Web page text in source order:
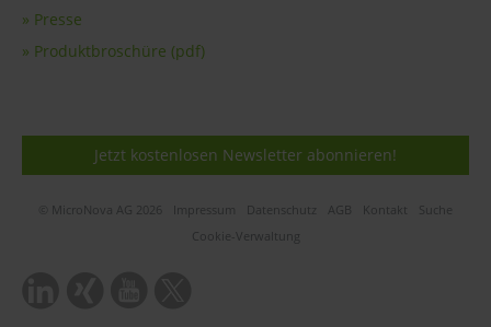
» Presse
» Produktbroschüre (pdf)
Jetzt kostenlosen Newsletter abonnieren!
© MicroNova AG 2026 Impressum Datenschutz AGB Kontakt
Suche
Cookie-Verwaltung